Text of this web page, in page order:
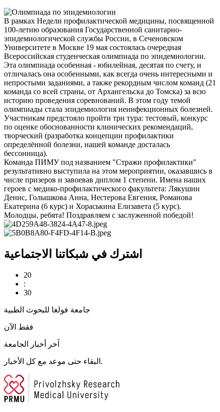
В рамках Недели профилактической медицины, посвященной
100-летию образования Государственной санитарно-
эпидемиологической службы России, в Сеченовском
Университете в Москве 19 мая состоялась очередная
Всероссийская студенческая олимпиада по эпидемиологии.
Эта олимпиада особенная - юбилейная, десятая по счету, и
отличалась она особенными, как всегда очень интересными и
непростыми заданиями, а также рекордным числом команд (21
команда со всей страны, от Архангельска до Томска) за всю
историю проведения соревнований. В этом году темой
олимпиады стала эпидемиология неинфекционных болезней.
Участникам предстояло пройти три тура: тестовый, конкурс
по оценке обоснованности клинических рекомендаций,
творческий (разработка концепции профилактики
определённой болезни, нашей команде досталась
бессонница).
Команда ПИМУ под названием "Стражи профилактики"
результативно выступила на этом мероприятии, оказавшись в
числе призеров и завоевав диплом 1 степени. Имена наших
героев с медико-профилактического факультета: Лякушин
Денис, Голышкова Анна, Нестерова Евгения, Романова
Екатерина (6 курс) и Хораськина Елизавета (5 курс).
Молодцы, ребята! Поздравляем с заслуженной победой!
اشترك في شبكاتنا الاجتماعية
20
:
30
جامعة فولغا للبحوث الطبية
فقط الآن
آخر أخبار الجامعة
البقاء حتى موعد مع كل الأخبار.